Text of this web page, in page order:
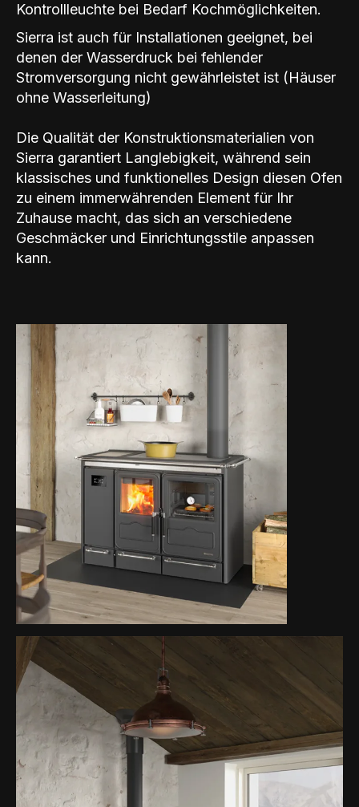
Kontrollleuchte bei Bedarf Kochmöglichkeiten.
Sierra ist auch für Installationen geeignet, bei
denen der Wasserdruck bei fehlender
Stromversorgung nicht gewährleistet ist (Häuser
ohne Wasserleitung)
Die Qualität der Konstruktionsmaterialien von
Sierra garantiert Langlebigkeit, während sein
klassisches und funktionelles Design diesen Ofen
zu einem immerwährenden Element für Ihr
Zuhause macht, das sich an verschiedene
Geschmäcker und Einrichtungsstile anpassen
kann.